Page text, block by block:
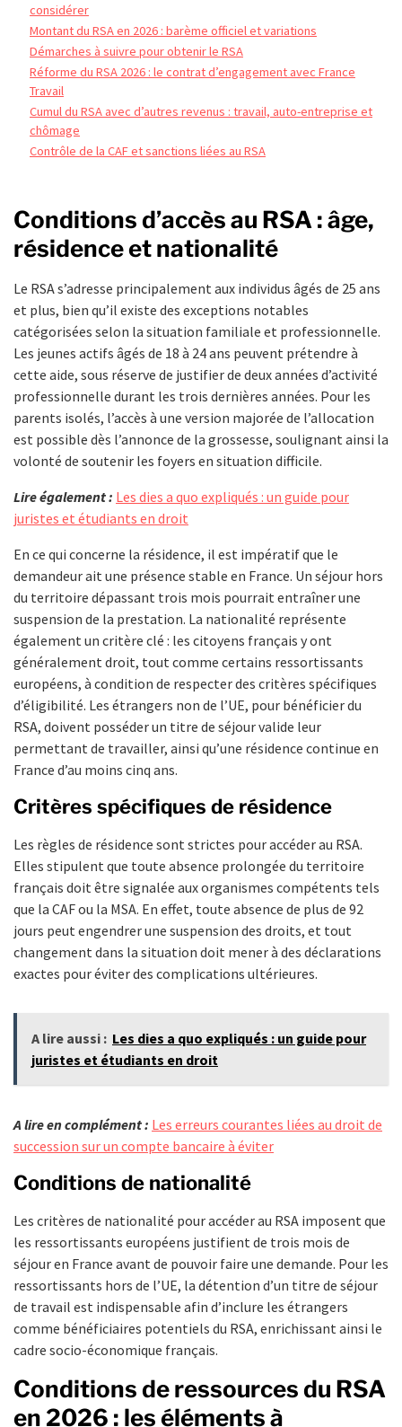
considérer
Montant du RSA en 2026 : barème officiel et variations
Démarches à suivre pour obtenir le RSA
Réforme du RSA 2026 : le contrat d’engagement avec France
Travail
Cumul du RSA avec d’autres revenus : travail, auto-entreprise et
chômage
Contrôle de la CAF et sanctions liées au RSA
Conditions d’accès au RSA : âge,
résidence et nationalité
Le RSA s’adresse principalement aux individus âgés de 25 ans
et plus, bien qu’il existe des exceptions notables
catégorisées selon la situation familiale et professionnelle.
Les jeunes actifs âgés de 18 à 24 ans peuvent prétendre à
cette aide, sous réserve de justifier de deux années d’activité
professionnelle durant les trois dernières années. Pour les
parents isolés, l’accès à une version majorée de l’allocation
est possible dès l’annonce de la grossesse, soulignant ainsi la
volonté de soutenir les foyers en situation difficile.
Lire également : Les dies a quo expliqués : un guide pour
juristes et étudiants en droit
En ce qui concerne la résidence, il est impératif que le
demandeur ait une présence stable en France. Un séjour hors
du territoire dépassant trois mois pourrait entraîner une
suspension de la prestation. La nationalité représente
également un critère clé : les citoyens français y ont
généralement droit, tout comme certains ressortissants
européens, à condition de respecter des critères spécifiques
d’éligibilité. Les étrangers non de l’UE, pour bénéficier du
RSA, doivent posséder un titre de séjour valide leur
permettant de travailler, ainsi qu’une résidence continue en
France d’au moins cinq ans.
Critères spécifiques de résidence
Les règles de résidence sont strictes pour accéder au RSA.
Elles stipulent que toute absence prolongée du territoire
français doit être signalée aux organismes compétents tels
que la CAF ou la MSA. En effet, toute absence de plus de 92
jours peut engendrer une suspension des droits, et tout
changement dans la situation doit mener à des déclarations
exactes pour éviter des complications ultérieures.
A lire aussi : Les dies a quo expliqués : un guide pour
juristes et étudiants en droit
A lire en complément : Les erreurs courantes liées au droit de
succession sur un compte bancaire à éviter
Conditions de nationalité
Les critères de nationalité pour accéder au RSA imposent que
les ressortissants européens justifient de trois mois de
séjour en France avant de pouvoir faire une demande. Pour les
ressortissants hors de l’UE, la détention d’un titre de séjour
de travail est indispensable afin d’inclure les étrangers
comme bénéficiaires potentiels du RSA, enrichissant ainsi le
cadre socio-économique français.
Conditions de ressources du RSA
en 2026 : les éléments à